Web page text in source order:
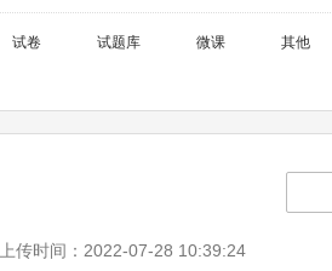
试卷 试题库 微课 其他
上传时间：2022-07-28 10:39:24